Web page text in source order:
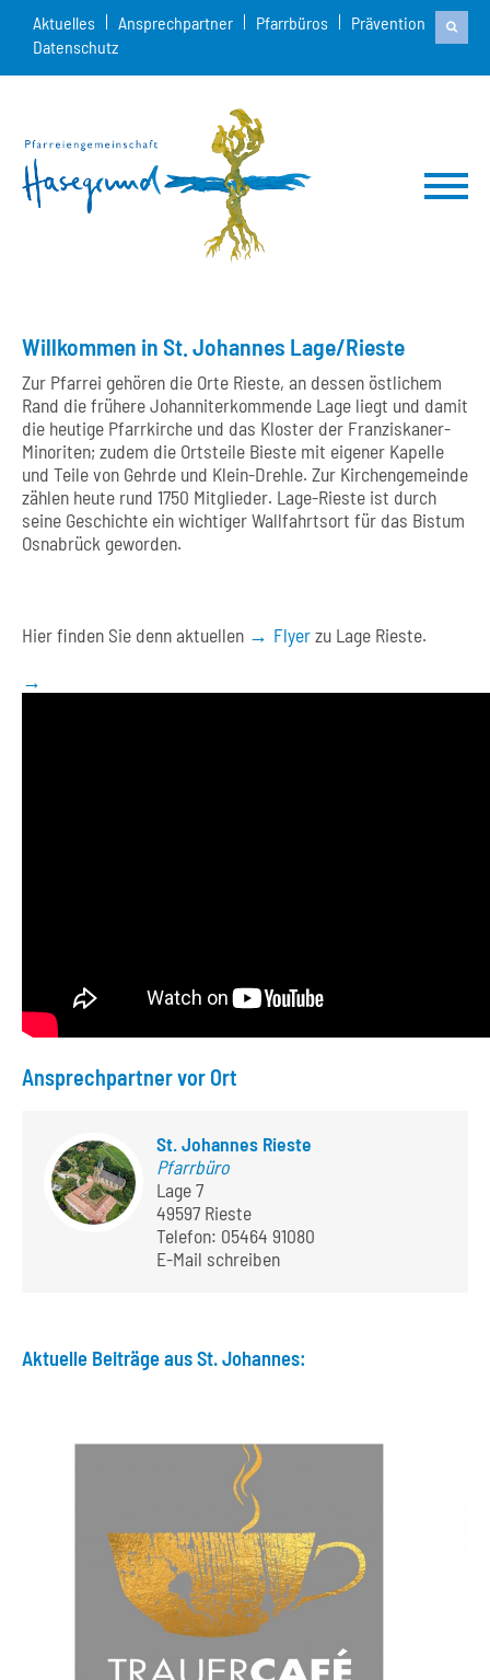
Aktuelles Ansprechpartner Pfarrbüros
Prävention
Datenschutz
Willkommen in St. Johannes Lage/Rieste
Zur Pfarrei gehören die Orte Rieste, an dessen östlichem
Rand die frühere Johanniterkommende Lage liegt und damit
die heutige Pfarrkirche und das Kloster der Franziskaner-
Minoriten; zudem die Ortsteile Bieste mit eigener Kapelle
und Teile von Gehrde und Klein-Drehle. Zur Kirchengemeinde
zählen heute rund 1750 Mitglieder. Lage-Rieste ist durch
seine Geschichte ein wichtiger Wallfahrtsort für das Bistum
Osnabrück geworden.
Hier finden Sie denn aktuellen Flyerzu Lage Rieste.
Ansprechpartner vor Ort
St. Johannes Rieste
Pfarrbüro
Lage 7
49597 Rieste
Telefon: 05464 91080
E-Mail schreiben
Aktuelle Beiträge aus St. Johannes: